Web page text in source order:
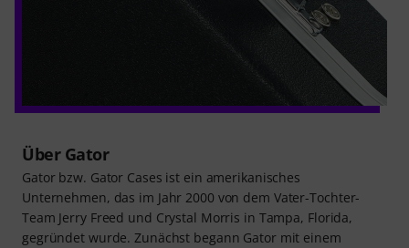
Über Gator
Gator bzw. Gator Cases ist ein amerikanisches
Unternehmen, das im Jahr 2000 von dem Vater-Tochter-
Team Jerry Freed und Crystal Morris in Tampa, Florida,
gegründet wurde. Zunächst begann Gator mit einem